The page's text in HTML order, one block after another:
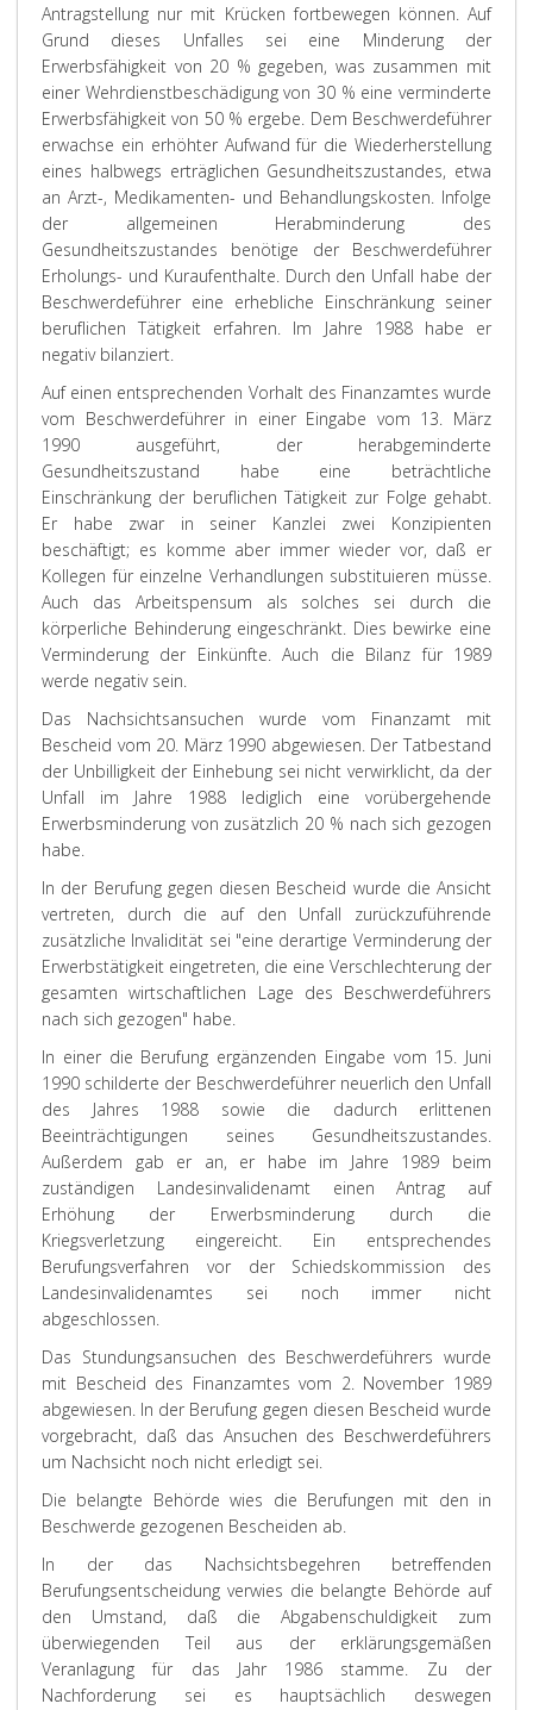
Antragstellung nur mit Krücken fortbewegen können. Auf
Grund dieses Unfalles sei eine Minderung der
Erwerbsfähigkeit von 20 % gegeben, was zusammen mit
einer Wehrdienstbeschädigung von 30 % eine verminderte
Erwerbsfähigkeit von 50 % ergebe. Dem Beschwerdeführer
erwachse ein erhöhter Aufwand für die Wiederherstellung
eines halbwegs erträglichen Gesundheitszustandes, etwa
an Arzt-, Medikamenten- und Behandlungskosten. Infolge
der allgemeinen Herabminderung des
Gesundheitszustandes benötige der Beschwerdeführer
Erholungs- und Kuraufenthalte. Durch den Unfall habe der
Beschwerdeführer eine erhebliche Einschränkung seiner
beruflichen Tätigkeit erfahren. Im Jahre 1988 habe er
negativ bilanziert.
Auf einen entsprechenden Vorhalt des Finanzamtes wurde
vom Beschwerdeführer in einer Eingabe vom 13. März
1990 ausgeführt, der herabgeminderte
Gesundheitszustand habe eine beträchtliche
Einschränkung der beruflichen Tätigkeit zur Folge gehabt.
Er habe zwar in seiner Kanzlei zwei Konzipienten
beschäftigt; es komme aber immer wieder vor, daß er
Kollegen für einzelne Verhandlungen substituieren müsse.
Auch das Arbeitspensum als solches sei durch die
körperliche Behinderung eingeschränkt. Dies bewirke eine
Verminderung der Einkünfte. Auch die Bilanz für 1989
werde negativ sein.
Das Nachsichtsansuchen wurde vom Finanzamt mit
Bescheid vom 20. März 1990 abgewiesen. Der Tatbestand
der Unbilligkeit der Einhebung sei nicht verwirklicht, da der
Unfall im Jahre 1988 lediglich eine vorübergehende
Erwerbsminderung von zusätzlich 20 % nach sich gezogen
habe.
In der Berufung gegen diesen Bescheid wurde die Ansicht
vertreten, durch die auf den Unfall zurückzuführende
zusätzliche Invalidität sei "eine derartige Verminderung der
Erwerbstätigkeit eingetreten, die eine Verschlechterung der
gesamten wirtschaftlichen Lage des Beschwerdeführers
nach sich gezogen" habe.
In einer die Berufung ergänzenden Eingabe vom 15. Juni
1990 schilderte der Beschwerdeführer neuerlich den Unfall
des Jahres 1988 sowie die dadurch erlittenen
Beeinträchtigungen seines Gesundheitszustandes.
Außerdem gab er an, er habe im Jahre 1989 beim
zuständigen Landesinvalidenamt einen Antrag auf
Erhöhung der Erwerbsminderung durch die
Kriegsverletzung eingereicht. Ein entsprechendes
Berufungsverfahren vor der Schiedskommission des
Landesinvalidenamtes sei noch immer nicht
abgeschlossen.
Das Stundungsansuchen des Beschwerdeführers wurde
mit Bescheid des Finanzamtes vom 2. November 1989
abgewiesen. In der Berufung gegen diesen Bescheid wurde
vorgebracht, daß das Ansuchen des Beschwerdeführers
um Nachsicht noch nicht erledigt sei.
Die belangte Behörde wies die Berufungen mit den in
Beschwerde gezogenen Bescheiden ab.
In der das Nachsichtsbegehren betreffenden
Berufungsentscheidung verwies die belangte Behörde auf
den Umstand, daß die Abgabenschuldigkeit zum
überwiegenden Teil aus der erklärungsgemäßen
Veranlagung für das Jahr 1986 stamme. Zu der
Nachforderung sei es hauptsächlich deswegen